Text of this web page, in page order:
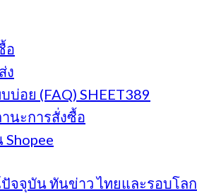
อ
ง
บ่อย (FAQ) SHEET389
นะการสั่งซื้อ
Shopee
จจุบัน ทันข่าว ไทยและรอบโลก